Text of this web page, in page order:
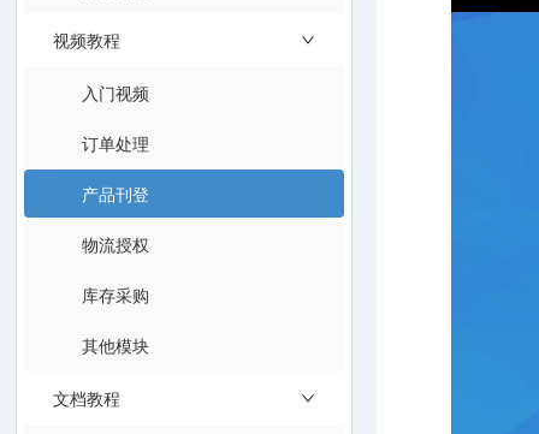
视频教程
入门视频
订单处理
产品刊登
物流授权
库存采购
其他模块
文档教程